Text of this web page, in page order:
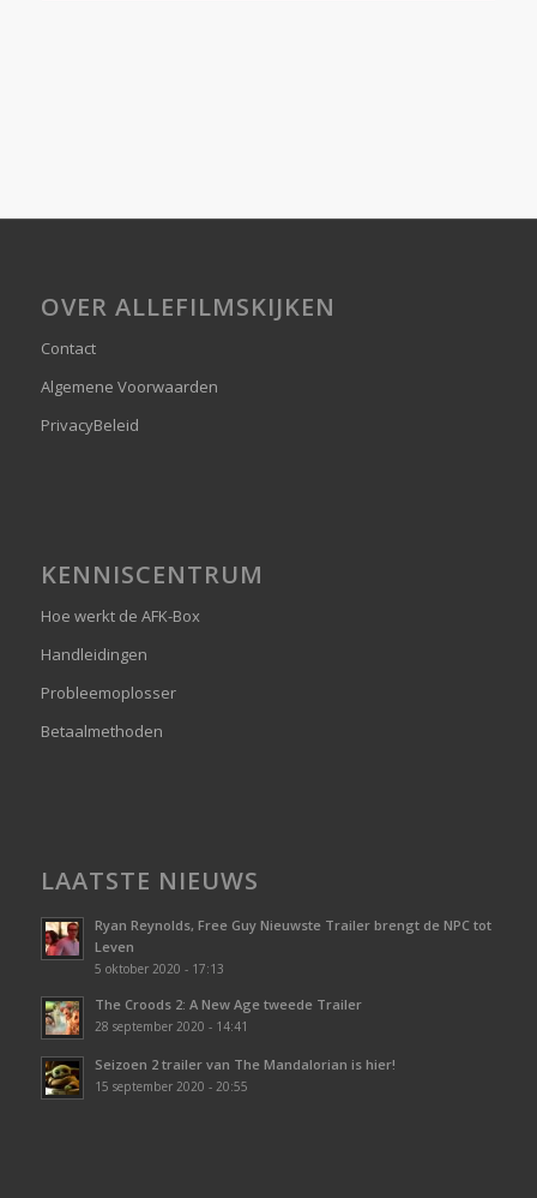
OVER ALLEFILMSKIJKEN
Contact
Algemene Voorwaarden
PrivacyBeleid
KENNISCENTRUM
Hoe werkt de AFK-Box
Handleidingen
Probleemoplosser
Betaalmethoden
LAATSTE NIEUWS
Ryan Reynolds, Free Guy Nieuwste Trailer brengt de NPC tot
Leven
5 oktober 2020 - 17:13
The Croods 2: A New Age tweede Trailer
28 september 2020 - 14:41
Seizoen 2 trailer van The Mandalorian is hier!
15 september 2020 - 20:55